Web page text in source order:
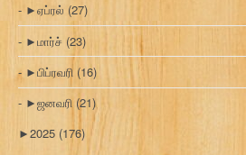
►ஏப்ரல் (27)
►மார்ச் (23)
►பிப்ரவரி (16)
►ஜனவரி (21)
►2025 (176)